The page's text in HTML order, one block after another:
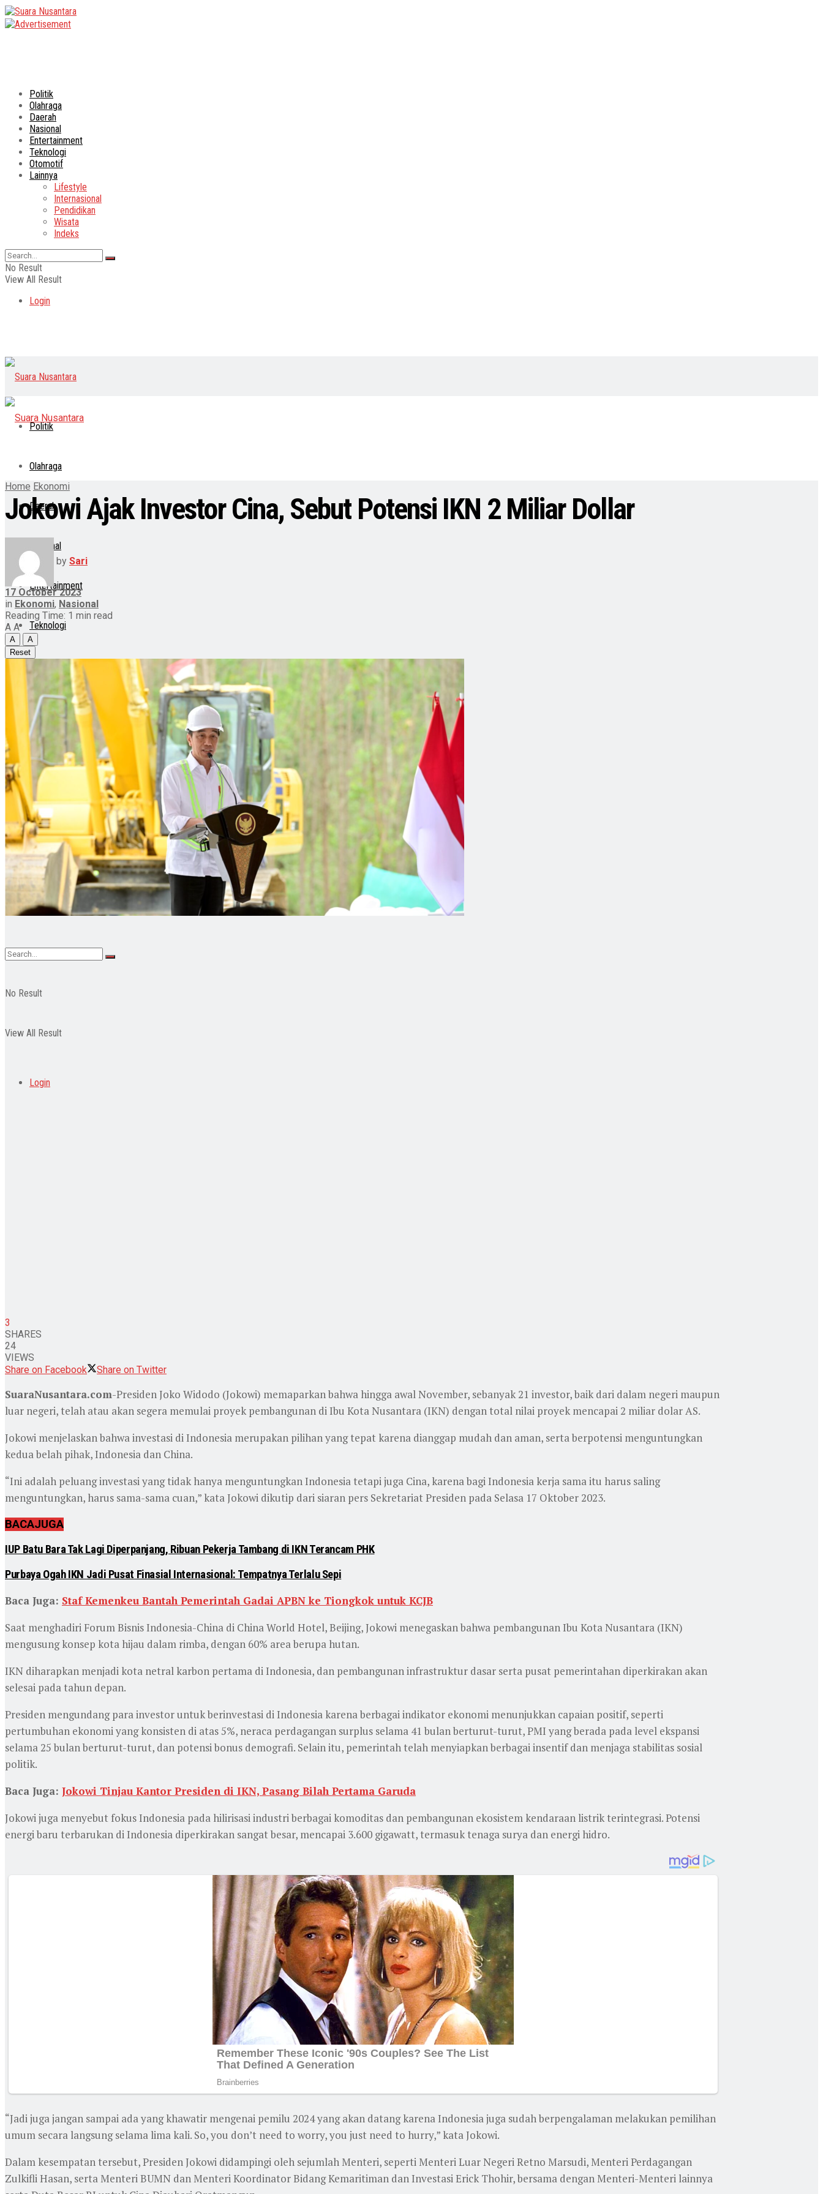
Politik
Olahraga
Daerah
Nasional
Entertainment
Teknologi
Otomotif
Lainnya
Lifestyle
Internasional
Pendidikan
Wisata
Indeks
No Result
View All Result
Login
Politik
Olahraga
Daerah
Nasional
Entertainment
Teknologi
Lainnya
Lifestyle
Internasional
Pendidikan
Wisata
Indeks
No Result
View All Result
Login
Home Ekonomi
Jokowi Ajak Investor Cina, Sebut Potensi IKN 2 Miliar Dollar
by Sari
17 October 2023
in Ekonomi, Nasional
Reading Time: 1 min read
A A
A
A
Reset
3
SHARES
24
VIEWS
Share on Facebook
Share on Twitter
SuaraNusantara.com-Presiden Joko Widodo (Jokowi) memaparkan bahwa hingga awal November, sebanyak 21 investor, baik dari dalam negeri maupun
luar negeri, telah atau akan segera memulai proyek pembangunan di Ibu Kota Nusantara (IKN) dengan total nilai proyek mencapai 2 miliar dolar AS.
Jokowi menjelaskan bahwa investasi di Indonesia merupakan pilihan yang tepat karena dianggap mudah dan aman, serta berpotensi menguntungkan
kedua belah pihak, Indonesia dan China.
“Ini adalah peluang investasi yang tidak hanya menguntungkan Indonesia tetapi juga Cina, karena bagi Indonesia kerja sama itu harus saling
menguntungkan, harus sama-sama cuan,” kata Jokowi dikutip dari siaran pers Sekretariat Presiden pada Selasa 17 Oktober 2023.
BACAJUGA
IUP Batu Bara Tak Lagi Diperpanjang, Ribuan Pekerja Tambang di IKN Terancam PHK
Purbaya Ogah IKN Jadi Pusat Finasial Internasional: Tempatnya Terlalu Sepi
Baca Juga: Staf Kemenkeu Bantah Pemerintah Gadai APBN ke Tiongkok untuk KCJB
Saat menghadiri Forum Bisnis Indonesia-China di China World Hotel, Beijing, Jokowi menegaskan bahwa pembangunan Ibu Kota Nusantara (IKN)
mengusung konsep kota hijau dalam rimba, dengan 60% area berupa hutan.
IKN diharapkan menjadi kota netral karbon pertama di Indonesia, dan pembangunan infrastruktur dasar serta pusat pemerintahan diperkirakan akan
selesai pada tahun depan.
Presiden mengundang para investor untuk berinvestasi di Indonesia karena berbagai indikator ekonomi menunjukkan capaian positif, seperti
pertumbuhan ekonomi yang konsisten di atas 5%, neraca perdagangan surplus selama 41 bulan berturut-turut, PMI yang berada pada level ekspansi
selama 25 bulan berturut-turut, dan potensi bonus demografi. Selain itu, pemerintah telah menyiapkan berbagai insentif dan menjaga stabilitas sosial
politik.
Baca Juga: Jokowi Tinjau Kantor Presiden di IKN, Pasang Bilah Pertama Garuda
Jokowi juga menyebut fokus Indonesia pada hilirisasi industri berbagai komoditas dan pembangunan ekosistem kendaraan listrik terintegrasi. Potensi
energi baru terbarukan di Indonesia diperkirakan sangat besar, mencapai 3.600 gigawatt, termasuk tenaga surya dan energi hidro.
“Jadi juga jangan sampai ada yang khawatir mengenai pemilu 2024 yang akan datang karena Indonesia juga sudah berpengalaman melakukan pemilihan
umum secara langsung selama lima kali. So, you don’t need to worry, you just need to hurry,” kata Jokowi.
Dalam kesempatan tersebut, Presiden Jokowi didampingi oleh sejumlah Menteri, seperti Menteri Luar Negeri Retno Marsudi, Menteri Perdagangan
Zulkifli Hasan, serta Menteri BUMN dan Menteri Koordinator Bidang Kemaritiman dan Investasi Erick Thohir, bersama dengan Menteri-Menteri lainnya